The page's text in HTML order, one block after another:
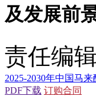
及发展前
责任编
2025-2030年中国马
PDF下载 订购合同